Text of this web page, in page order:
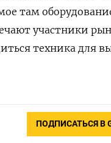
там
участники
техника для
ПОДПИСАТЬСЯ В